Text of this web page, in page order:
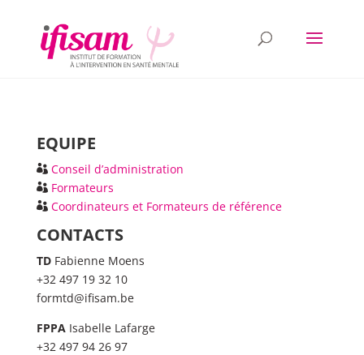
EQUIPE
Conseil d’administration
Formateurs
Coordinateurs et Formateurs de référence
CONTACTS
TD Fabienne Moens
+32 497 19 32 10
formtd@ifisam.be
FPPA Isabelle Lafarge
+32 497 94 26 97